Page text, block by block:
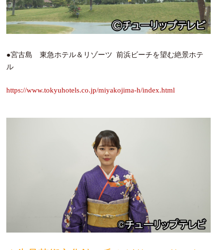
●宮古島 東急ホテル＆リゾーツ 前浜ビーチを望む絶景ホテ
ル
https://www.tokyuhotels.co.jp/miyakojima-h/index.html